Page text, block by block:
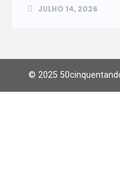
JULHO 14, 2026
© 2025